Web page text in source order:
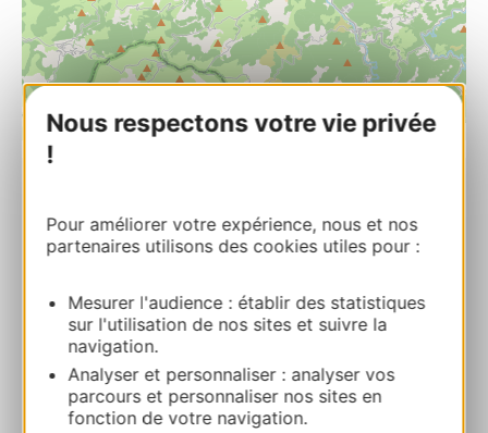
Nous respectons votre vie privée
!
Pour améliorer votre expérience, nous et nos
partenaires utilisons des cookies utiles pour :
Mesurer l'audience : établir des statistiques
sur l'utilisation de nos sites et suivre la
navigation.
Analyser et personnaliser : analyser vos
parcours et personnaliser nos sites en
fonction de votre navigation.
Leaflet| Map data ©OpenStreetMap contributors
Camarès
35 Avenue de Brusque 12360 CAMARES
Bereken uw route
+33565981520